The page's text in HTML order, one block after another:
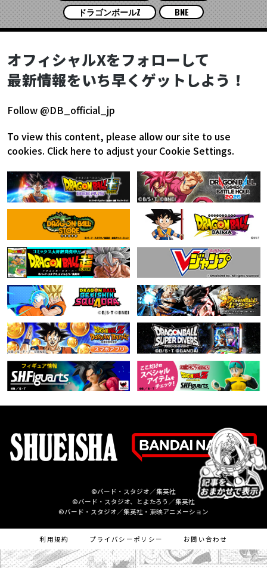
ドラゴンボールZ
BNE
オフィシャルXをフォローして
最新情報をいち早くゲットしよう！
Follow @DB_official_jp
To view this content, please allow our site to use
cookies. Click here to adjust your Cookie Settings.
©バード・スタジオ／集英社
©バード・スタジオ、とよたろう／集英社
©バード・スタジオ／集英社・東映アニメーション
利用規約 プライバシーポリシー お問い合わせ